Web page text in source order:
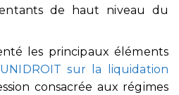
de haut niveau du
les principaux éléments
sur la liquidation
consacrée aux régimes